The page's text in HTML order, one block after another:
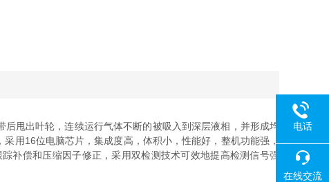
甩出叶轮，连续运行气体不断的被吸入到深层液相，并形成均
用16位电脑芯片，集成度高，体积小，性能好，整机功能强，
补偿和压缩因子修正，采用双检测技术可效地提高检测信号强
电话
在线交流